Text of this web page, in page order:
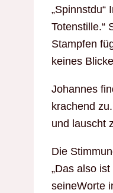
„Spinnstdu“
Totenstille.“
Stampfen
keines
Johannes
krachend
und lauscht
Die
„Das also
seineWorte